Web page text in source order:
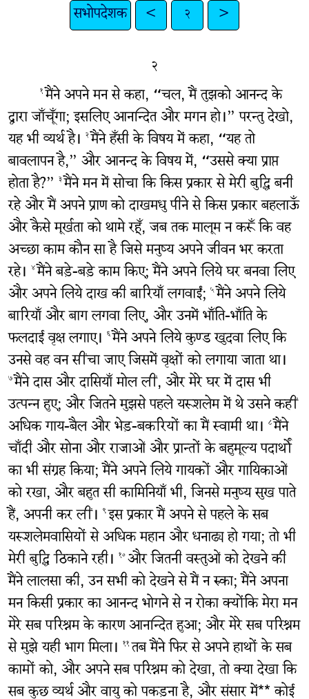
सभोपदेशक < २ >
२
१मैंने अपने मन से कहा, “चल, मैं तुझको आनन्द के
द्वारा जाँचूँगा; इसलिए आनन्दित और मगन हो।” परन्तु देखो,
यह भी व्यर्थ है। २मैंने हँसी के विषय में कहा, “यह तो
बावलापन है,” और आनन्द के विषय में, “उससे क्या प्राप्त
होता है?” ३मैंने मन में सोचा कि किस प्रकार से मेरी बुद्धि बनी
रहे और मैं अपने प्राण को दाखमधु पीने से किस प्रकार बहलाऊँ
और कैसे मूर्खता को थामे रहूँ, जब तक मालूम न करूँ कि वह
अच्छा काम कौन सा है जिसे मनुष्य अपने जीवन भर करता
रहे। ४मैंने बड़े-बड़े काम किए; मैंने अपने लिये घर बनवा लिए
और अपने लिये दाख की बारियाँ लगवाईं; ५मैंने अपने लिये
बारियाँ और बाग लगवा लिए, और उनमें भाँति-भाँति के
फलदाई वृक्ष लगाए। ६मैंने अपने लिये कुण्ड खुदवा लिए कि
उनसे वह वन सींचा जाए जिसमें वृक्षों को लगाया जाता था।
७मैंने दास और दासियाँ मोल लीं, और मेरे घर में दास भी
उत्‍पन्‍न हुए; और जितने मुझसे पहले यरूशलेम में थे उसने कहीं
अधिक गाय-बैल और भेड़-बकरियों का मैं स्वामी था। ८मैंने
चाँदी और सोना और राजाओं और प्रान्तों के बहुमूल्य पदार्थों
का भी संग्रह किया; मैंने अपने लिये गायकों और गायिकाओं
को रखा, और बहुत सी कामिनियाँ भी, जिनसे मनुष्य सुख पाते
हैं, अपनी कर लीं। ९इस प्रकार मैं अपने से पहले के सब
यरूशलेमवासियों से अधिक महान और धनाढ्य हो गया; तो भी
मेरी बुद्धि ठिकाने रही। १०और जितनी वस्तुओं को देखने की
मैंने लालसा की, उन सभी को देखने से मैं न रुका; मैंने अपना
मन किसी प्रकार का आनन्द भोगने से न रोका क्योंकि मेरा मन
मेरे सब परिश्रम के कारण आनन्दित हुआ; और मेरे सब परिश्रम
से मुझे यही भाग मिला। ११तब मैंने फिर से अपने हाथों के सब
कामों को, और अपने सब परिश्रम को देखा, तो क्या देखा कि